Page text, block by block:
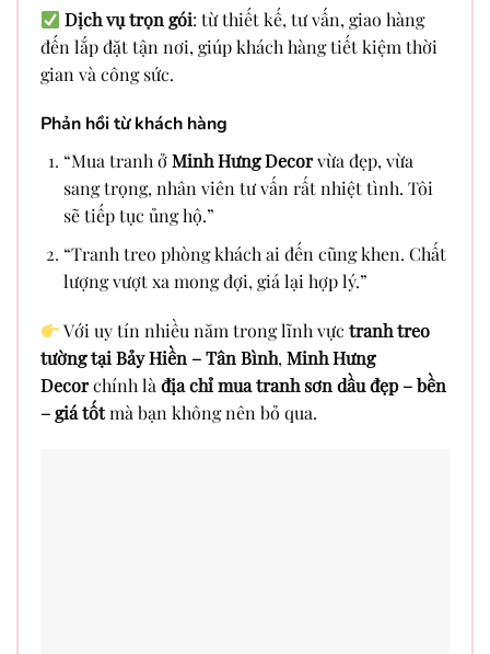
Dịch vụ trọn gói: từ thiết kế, tư vấn, giao hàng
đến lắp đặt tận nơi, giúp khách hàng tiết kiệm thời
gian và công sức.
Phản hồi từ khách hàng
“Mua tranh ởMinh Hưng Decorvừa đẹp, vừa
sang trọng, nhân viên tư vấn rất nhiệt tình. Tôi
sẽ tiếp tục ủng hộ.”
“Tranh treo phòng khách ai đến cũng khen. Chất
lượng vượt xa mong đợi, giá lại hợp lý.”
Với uy tín nhiều năm trong lĩnh vựctranh treo
tường tại Bảy Hiền – Tân Bình,Minh Hưng
Decorchính làđịa chỉ mua tranh sơn dầu đẹp – bền
– giá tốtmà bạn không nên bỏ qua.